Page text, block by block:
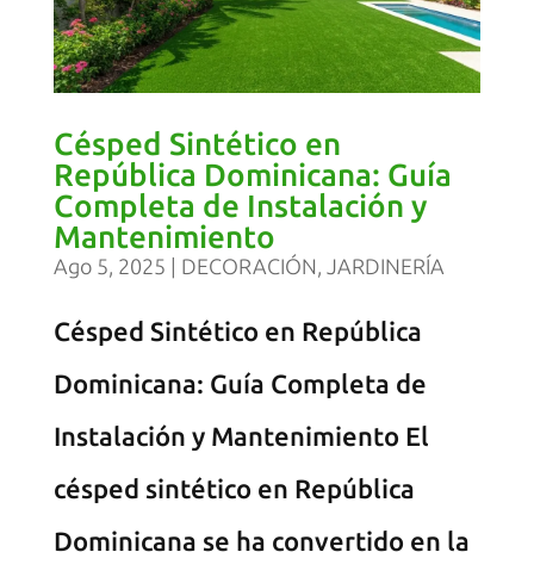
Césped Sintético en
República Dominicana: Guía
Completa de Instalación y
Mantenimiento
Ago 5, 2025 DECORACIÓN, JARDINERÍA
Césped Sintético en República
Dominicana: Guía Completa de
Instalación y Mantenimiento El
césped sintético en República
Dominicana se ha convertido en la